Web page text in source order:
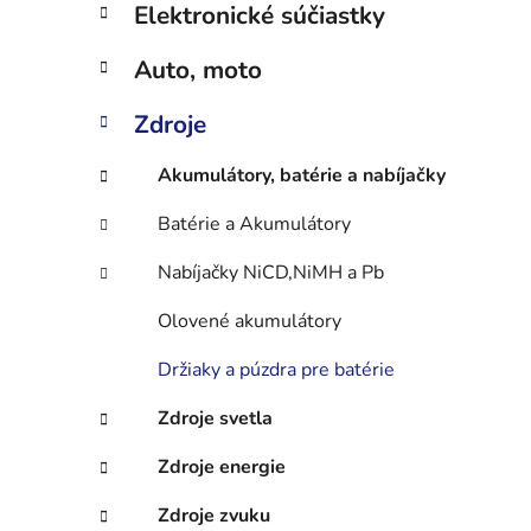
e
l
Elektronické súčiastky
Auto, moto
Zdroje
Akumulátory, batérie a nabíjačky
Batérie a Akumulátory
Nabíjačky NiCD,NiMH a Pb
Olovené akumulátory
Držiaky a púzdra pre batérie
Zdroje svetla
Zdroje energie
Zdroje zvuku